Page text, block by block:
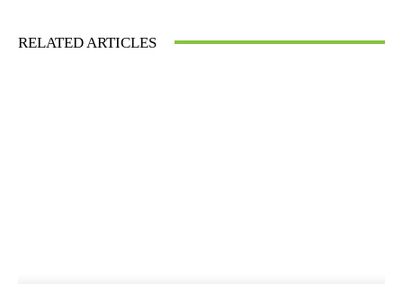
RELATED ARTICLES